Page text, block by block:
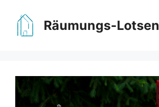
Inhalt
springen
Räumungs-Lotsen